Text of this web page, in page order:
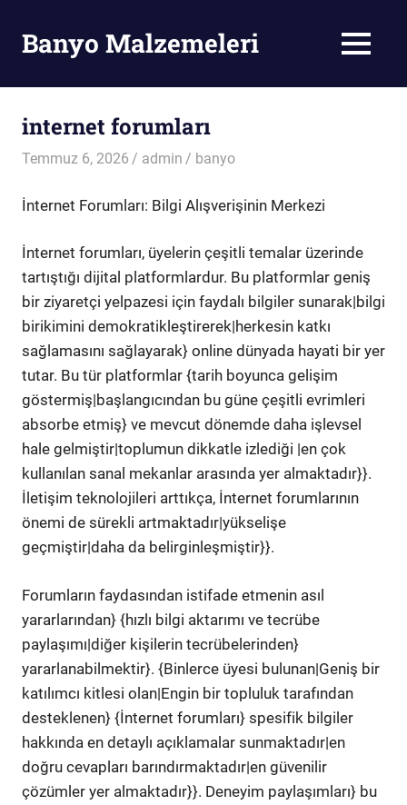
contentBanyo Malzemeleri MENU
internet forumları
Temmuz 6, 2026 admin banyo
İnternet Forumları: Bilgi Alışverişinin Merkezi
İnternet forumları, üyelerin çeşitli temalar üzerinde
tartıştığı dijital platformlardur. Bu platformlar geniş
bir ziyaretçi yelpazesi için faydalı bilgiler sunarak|bilgi
birikimini demokratikleştirerek|herkesin katkı
sağlamasını sağlayarak} online dünyada hayati bir yer
tutar. Bu tür platformlar {tarih boyunca gelişim
göstermiş|başlangıcından bu güne çeşitli evrimleri
absorbe etmiş} ve mevcut dönemde daha işlevsel
hale gelmiştir|toplumun dikkatle izlediği |en çok
kullanılan sanal mekanlar arasında yer almaktadır}}.
İletişim teknolojileri arttıkça, İnternet forumlarının
önemi de sürekli artmaktadır|yükselişe
geçmiştir|daha da belirginleşmiştir}}.
Forumların faydasından istifade etmenin asıl
yararlarından} {hızlı bilgi aktarımı ve tecrübe
paylaşımı|diğer kişilerin tecrübelerinden}
yararlanabilmektir}. {Binlerce üyesi bulunan|Geniş bir
katılımcı kitlesi olan|Engin bir topluluk tarafından
desteklenen} {İnternet forumları} spesifik bilgiler
hakkında en detaylı açıklamalar sunmaktadır|en
doğru cevapları barındırmaktadır|en güvenilir
çözümler yer almaktadır}}. Deneyim paylaşımları} bu